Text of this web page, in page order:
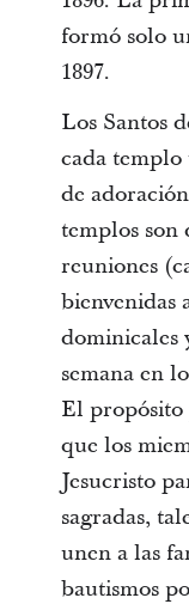
formó solo
1897.
Los Santos
cada templo
de
templos son
reuniones
bienvenidas
dominicales
semana en
El propósito
que los
Jesucristo
sagradas,
unen a las
bautismos